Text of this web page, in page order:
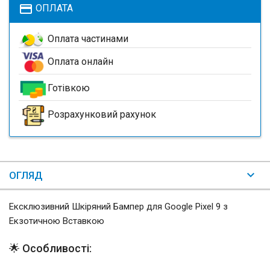
payment ОПЛАТА
Оплата частинами
Оплата онлайн
Готівкою
Розрахунковий рахунок
ОГЛЯД
Ексклюзивний Шкіряний Бампер для Google Pixel 9 з
Екзотичною Вставкою
🌟 Особливості: